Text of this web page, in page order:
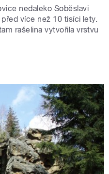
nedaleko Soběslavi
více než 10 tisíci lety.
rašelina vytvořila vrstvu